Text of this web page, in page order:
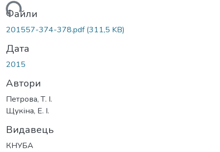
Файли
201557-374-378.pdf(311,5 KB)
Дата
2015
Автори
Петрова, Т. І.
Щукіна, Е. І.
Видавець
КНУБА